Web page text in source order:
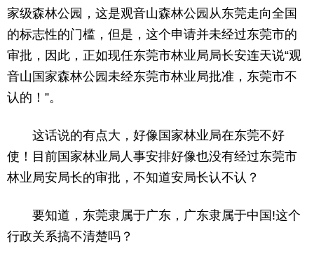
家级森林公园，这是观音山森林公园从东莞走向全国
的标志性的门槛，但是，这个申请并未经过东莞市的
审批，因此，正如现任东莞市林业局局长安连天说“观
音山国家森林公园未经东莞市林业局批准，东莞市不
认的！”。
这话说的有点大，好像国家林业局在东莞不好
使！目前国家林业局人事安排好像也没有经过东莞市
林业局安局长的审批，不知道安局长认不认？
要知道，东莞隶属于广东，广东隶属于中国!这个
行政关系搞不清楚吗？